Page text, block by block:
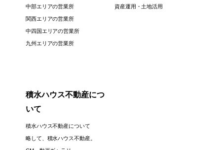
中部エリアの営業所
関西エリアの営業所
中四国エリアの営業所
九州エリアの営業所
資産運用・土地活用
積水ハウス不動産につ
いて
積水ハウス不動産について
略して、積水ハウス不動産。